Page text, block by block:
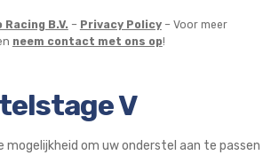
V
mogelijkheid om uw onderstel aan te passen
Racing B.V. – Privacy Policy– Voor meer
neem contact met ons op!